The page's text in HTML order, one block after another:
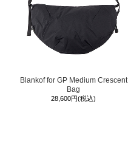
Blankof for GP Medium Crescent
Bag
28,600円(税込)